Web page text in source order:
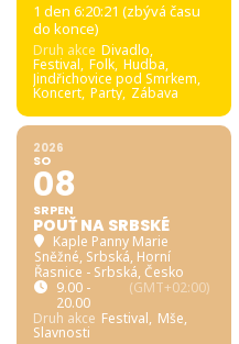
1 den 6:20:20 (zbývá času
do konce)
Druh akce Divadlo,
Festival, Folk, Hudba,
Jindřichovice pod Smrkem,
Koncert, Party, Zábava
2026
SO
08
SRPEN
POUŤ NA SRBSKÉ
Kaple Panny Marie
Sněžné, Srbská, Horní
Řasnice - Srbská, Česko
9.00 -
20.00
(GMT+02:00)
Druh akce Festival, Mše,
Slavnosti